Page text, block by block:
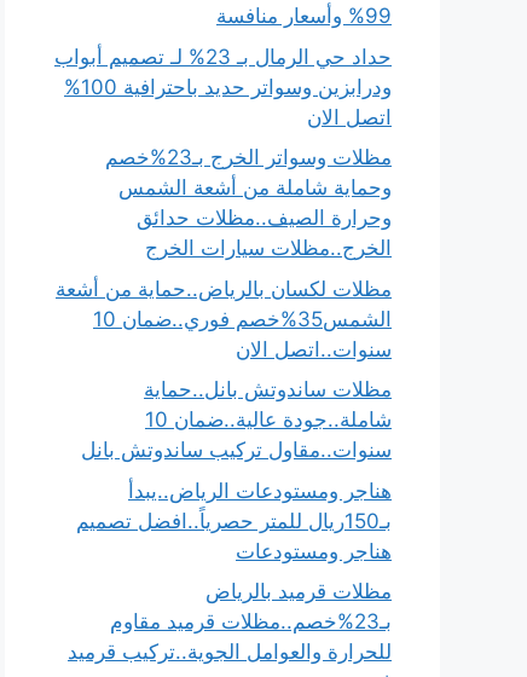
99% وأسعار منافسة
حداد حي الرمال بـ 23% لـ تصميم أبواب
ودرابزين وسواتر حديد باحترافية 100%
اتصل الان
مظلات وسواتر الخرج بـ23%خصم
وحماية شاملة من أشعة الشمس
وحرارة الصيف..مظلات حدائق
الخرج..مظلات سيارات الخرج
مظلات لكسان بالرياض..حماية من أشعة
الشمس35%خصم فوري..ضمان 10
سنوات..اتصل الان
مظلات ساندوتش بانل..حماية
شاملة..جودة عالية..ضمان 10
سنوات..مقاول تركيب ساندوتش بانل
هناجر ومستودعات الرياض..يبدأ
بـ150ريال للمتر حصرياً..افضل تصميم
هناجر ومستودعات
مظلات قرميد بالرياض
بـ23%خصم..مظلات قرميد مقاوم
للحرارة والعوامل الجوية..تركيب قرميد